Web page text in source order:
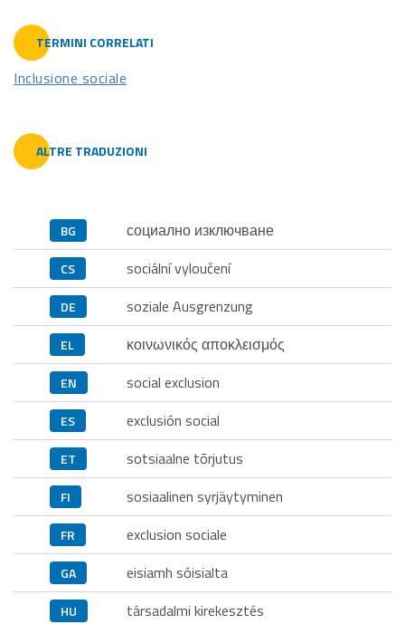
TERMINI CORRELATI
Inclusione sociale
ALTRE TRADUZIONI
BG социално изключване
CS sociální vyloučení
DE soziale Ausgrenzung
EL κοινωνικός αποκλεισμός
EN social exclusion
ES exclusión social
ET sotsiaalne tõrjutus
FI sosiaalinen syrjäytyminen
FR exclusion sociale
GA eisiamh sóisialta
HU társadalmi kirekesztés